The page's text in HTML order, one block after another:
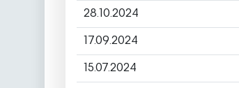
28.10.2024
17.09.2024
15.07.2024